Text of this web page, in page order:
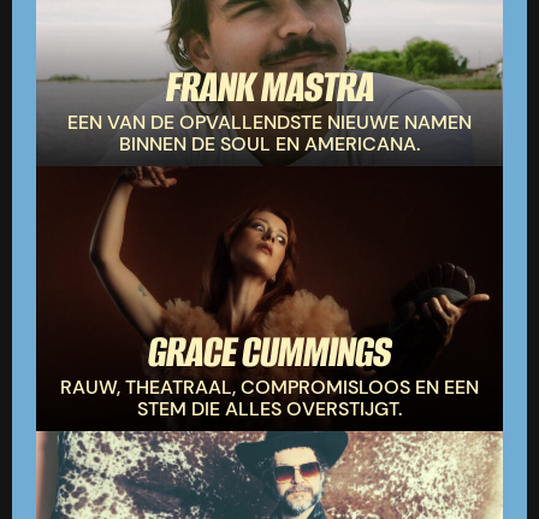
FRANK MASTRA
EEN VAN DE OPVALLENDSTE NIEUWE NAMEN
BINNEN DE SOUL EN AMERICANA.
GRACE CUMMINGS
RAUW, THEATRAAL, COMPROMISLOOS EN EEN
STEM DIE ALLES OVERSTIJGT.